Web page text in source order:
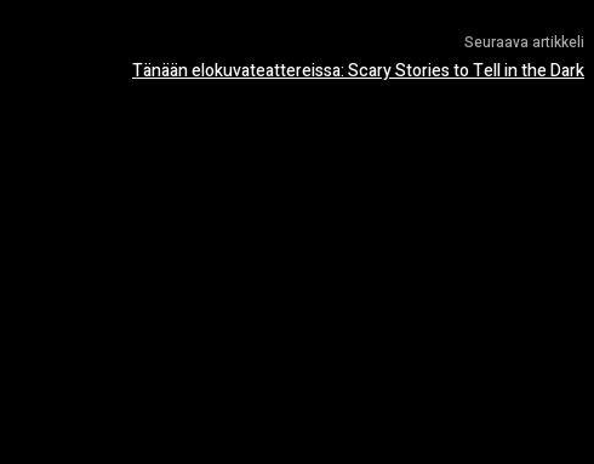
Seuraava artikkeli
Tänään elokuvateattereissa: Scary Stories to Tell in the Dark